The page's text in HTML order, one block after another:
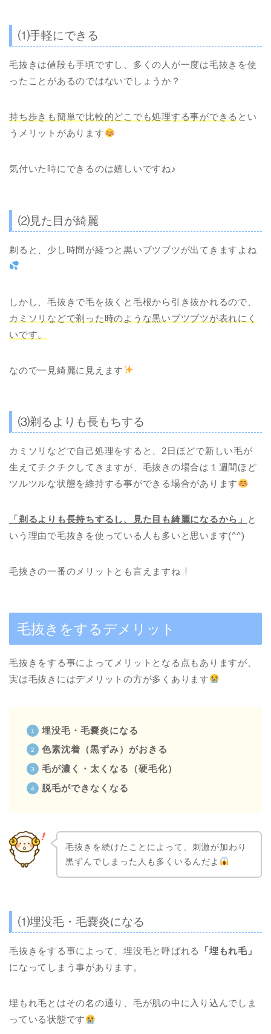
⑴手軽にできる
毛抜きは値段も手頃ですし、多くの人が一度は毛抜きを使
ったことがあるのではないでしょうか？
持ち歩きも簡単で比較的どこでも処理する事ができる とい
うメリットがあります
気付いた時にできるのは嬉しいですね♪
⑵見た目が綺麗
剃ると、少し時間が経つと黒いブツブツが出てきますよね
しかし、毛抜きで毛を抜くと毛根から引き抜かれるので、
カミソリなどで剃った時のような黒いブツブツが表れにく
いです。
なので一見綺麗に見えます
⑶剃るよりも長もちする
カミソリなどで自己処理をすると、2日ほどで新しい毛が
生えてチクチクしてきますが、毛抜きの場合は１週間ほど
ツルツルな状態を維持する事ができる場合があります
「剃るよりも長持ちするし、見た目も綺麗になるから」
と
いう理由で毛抜きを使っている人も多いと思います(^^)
毛抜きの一番のメリットとも言えますね
毛抜きをするデメリット
毛抜きをする事によってメリットとなる点もありますが、
実は毛抜きにはデメリットの方が多くあります
埋没毛・毛嚢炎になる
色素沈着（黒ずみ）がおきる
毛が濃く・太くなる（硬毛化）
脱毛ができなくなる
毛抜きを続けたことによって、刺激が加わり
黒ずんでしまった人も多くいるんだよ
⑴埋没毛・毛嚢炎になる
毛抜きをする事によって、埋没毛と呼ばれる
「埋もれ毛」
になってしまう事があります。
埋もれ毛とはその名の通り、毛が肌の中に入り込んでしま
っている状態です